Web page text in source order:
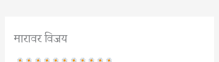
मारावर विजय